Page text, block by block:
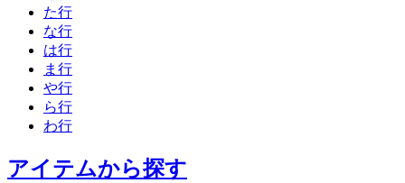
た行
な行
は行
ま行
や行
ら行
わ行
アイテムから探す